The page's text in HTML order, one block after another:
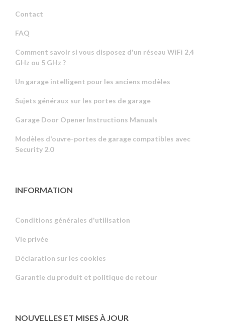
Contact
FAQ
Comment savoir si vous disposez d'un réseau WiFi 2,4
GHz ou 5 GHz ?
Un garage intelligent pour les anciens modèles
Sujets généraux sur les portes de garage
Garage Door Opener Instructions Manuals
Modèles d'ouvre-portes de garage compatibles avec
Security 2.0
INFORMATION
Conditions générales d'utilisation
Vie privée
Déclaration sur les cookies
Garantie du produit et politique de retour
NOUVELLES ET MISES À JOUR